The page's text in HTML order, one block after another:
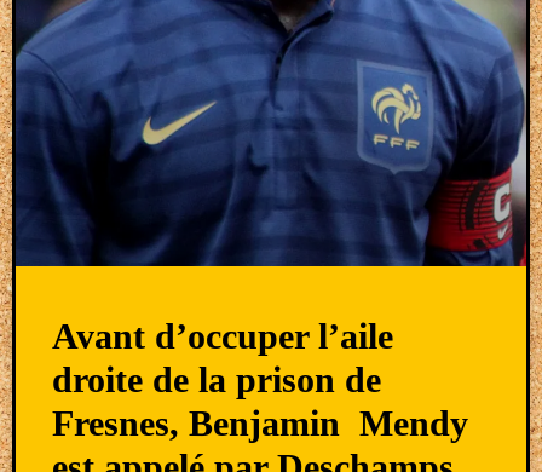
Avant d’occuper l’aile
droite de la prison de
Fresnes, Benjamin Mendy